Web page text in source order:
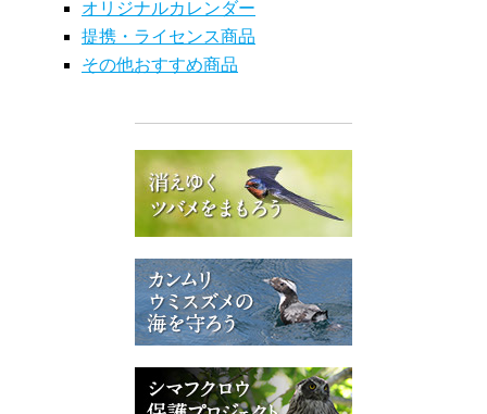
オリジナルカレンダー
提携・ライセンス商品
その他おすすめ商品